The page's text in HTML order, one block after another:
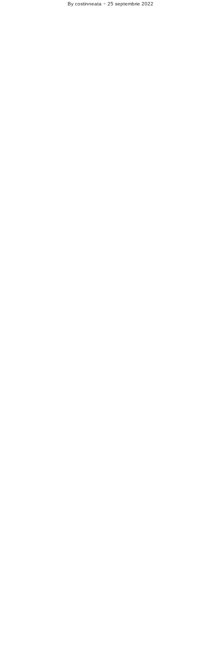
Posted
By costinneata 25 septembrie 2022